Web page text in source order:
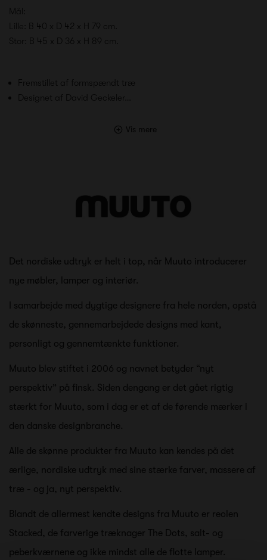
Mål:
Lille: B 40 x D 42 x H 79 cm.
Stor: B 45 x D 36 x H 89 cm.
Fremstillet af formspændt træ
Designet af David Geckeler…
Vis mere
Det nordiske udtryk er helt i top, når Muuto introducerer
nye møbler, lamper og interiør.
I samarbejde med dygtige designere fra hele norden, opstå
de skønneste, gennemarbejdede designs med kant,
personligt og gennemtænkte funktioner.
Muuto blev stiftet i 2006 og navnet betyder “nyt
perspektiv” på finsk. Siden dengang er det gået rigtig
stærkt for Muuto, som i dag er et af de førende mærker i
den danske designbranche.
Alle de skønne produkter fra Muuto kan kendes på det
ærlige, nordiske udtryk med sine stærke farver, massere af
træ - og ja, nyt perspektiv.
Blandt de allermest kendte designs fra Muuto er reolen
Stacked, de farverige træknager The Dots, salt- og
peberkværnene og ikke mindst alle de flotte lamper.